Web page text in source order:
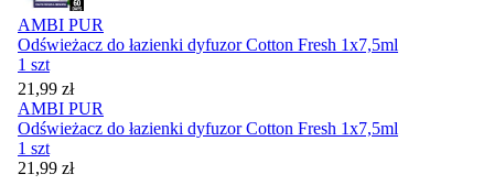
AMBI PUR
Odświeżacz do łazienki dyfuzor Cotton Fresh 1x7,5ml
1 szt
Cena
21,99 zł
AMBI PUR
Odświeżacz do łazienki dyfuzor Cotton Fresh 1x7,5ml
1 szt
Cena
21,99 zł